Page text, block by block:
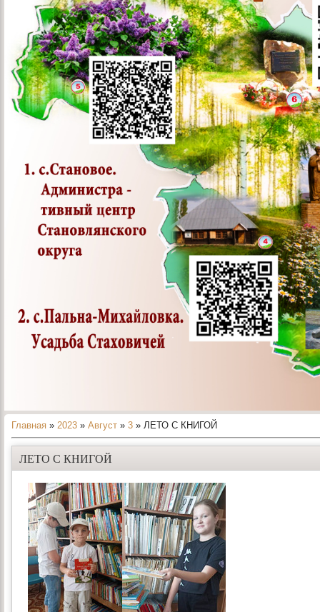
Главная » 2023 » Август » 3 » ЛЕТО С КНИГОЙ
ЛЕТО С КНИГОЙ